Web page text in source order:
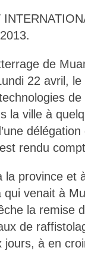
de
22 avril,
de
la ville à
rendu
la province et
venait à
la remise
de
à en